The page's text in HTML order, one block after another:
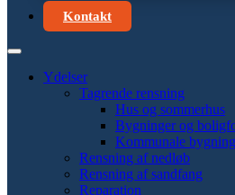
Kontakt
Ydelser
Tagrende rensning
Hus og sommerhus
Bygninger og
Kommunale
Rensning af nedløb
Rensning af sandfang
Reparation